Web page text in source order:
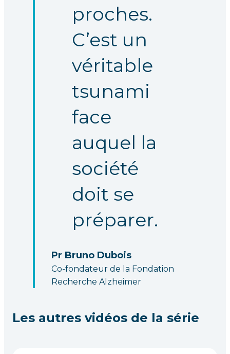
proches.
C’est un
véritable
tsunami
face
auquel la
société
doit se
préparer.
Pr Bruno Dubois
Co-fondateur de la Fondation
Recherche Alzheimer
Les autres vidéos de la série